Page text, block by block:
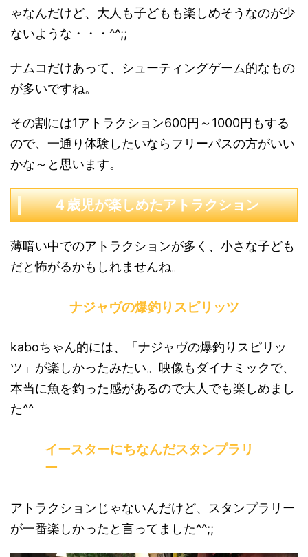
ゃなんだけど、大人も子どもも楽しめそうなのが少
ないような・・・^^;;
ナムコだけあって、シューティングゲーム的なもの
が多いですね。
その割には1アトラクション600円～1000円もする
ので、一通り体験したいならフリーパスの方がいい
かな～と思います。
４歳児が楽しめたアトラクション
薄暗い中でのアトラクションが多く、小さな子ども
だと怖がるかもしれませんね。
ナジャヴの爆釣りスピリッツ
kaboちゃん的には、「ナジャヴの爆釣りスピリッ
ツ」が楽しかったみたい。映像もダイナミックで、
本当に魚を釣った感があるので大人でも楽しめまし
た^^
イースターにちなんだスタンプラリ
ー
アトラクションじゃないんだけど、スタンプラリー
が一番楽しかったと言ってました^^;;